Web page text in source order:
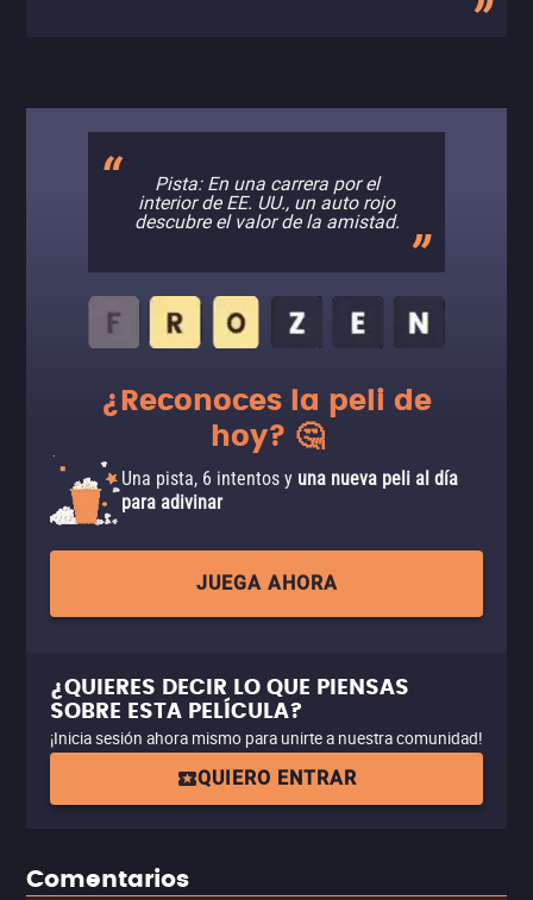
Pista: En una carrera por el
interior de EE. UU., un auto rojo
descubre el valor de la amistad.
¿Reconoces la peli de
hoy? 🤔
Una pista, 6 intentos y una nueva peli al día
para adivinar
JUEGA AHORA
¿QUIERES DECIR LO QUE PIENSAS
SOBRE ESTA PELÍCULA?
¡Inicia sesión ahora mismo para unirte a nuestra comunidad!
QUIERO ENTRAR
Comentarios